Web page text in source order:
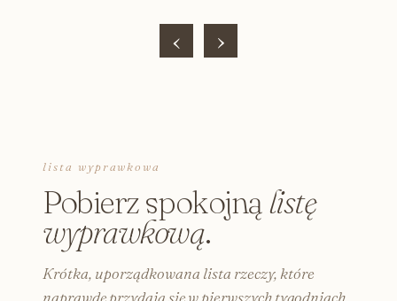
‹ ›
lista wyprawkowa
Pobierz spokojnąlistę
wyprawkową.
Krótka, uporządkowana lista rzeczy, które